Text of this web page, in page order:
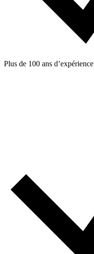
Plus de 100 ans d’expérience